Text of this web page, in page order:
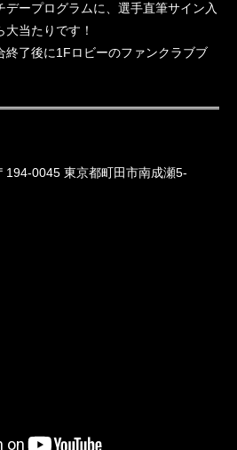
デープログラムに、選手直筆サイン入
当たりです！
了後に1Fロビーのファンクラブブ
194-0045 東京都町田市南成瀬5-